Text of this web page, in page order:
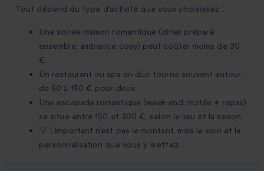
Tout dépend du type d’activité que vous choisissez :
Une soirée maison romantique (dîner préparé
ensemble, ambiance cosy) peut coûter moins de 30
€.
Un restaurant ou spa en duo tourne souvent autour
de 60 à 150 € pour deux.
Une escapade romantique (week-end, nuitée + repas)
se situe entre 150 et 300 €, selon le lieu et la saison.
💡 L’important n’est pas le montant, mais le soin et la
personnalisation que vous y mettez.